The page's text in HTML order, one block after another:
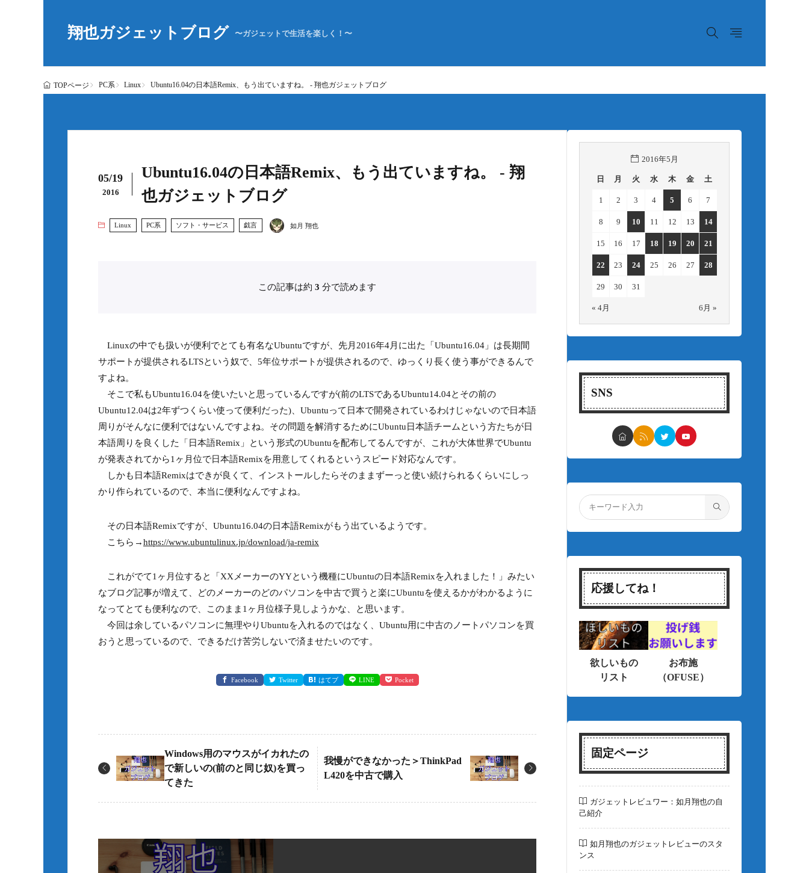
翔也ガジェットブログ 〜ガジェットで生活を楽しく！〜
TOPページ PC系 Linux Ubuntu16.04の日本語Remix、もう出ていますね。 - 翔也ガジェットブログ
05/19
2016
Ubuntu16.04の日本語Remix、もう出ていますね。 - 翔
也ガジェットブログ
Linux PC系 ソフト・サービス 戯言 如月 翔也
この記事は約 3 分で読めます
Linuxの中でも扱いが便利でとても有名なUbuntuですが、先月2016年4月に出た「Ubuntu16.04」は長期間
サポートが提供されるLTSという奴で、5年位サポートが提供されるので、ゆっくり長く使う事ができるんで
すよね。
そこで私もUbuntu16.04を使いたいと思っているんですが(前のLTSであるUbuntu14.04とその前の
Ubuntu12.04は2年ずつくらい使って便利だった)、Ubuntuって日本で開発されているわけじゃないので日本語
周りがそんなに便利ではないんですよね。その問題を解消するためにUbuntu日本語チームという方たちが日
本語周りを良くした「日本語Remix」という形式のUbuntuを配布してるんですが、これが大体世界でUbuntu
が発表されてから1ヶ月位で日本語Remixを用意してくれるというスピード対応なんです。
しかも日本語Remixはできが良くて、インストールしたらそのままずーっと使い続けられるくらいにしっ
かり作られているので、本当に便利なんですよね。
その日本語Remixですが、Ubuntu16.04の日本語Remixがもう出ているようです。
こちら→https://www.ubuntulinux.jp/download/ja-remix
これがでて1ヶ月位すると「XXメーカーのYYという機種にUbuntuの日本語Remixを入れました！」みたい
なブログ記事が増えて、どのメーカーのどのパソコンを中古で買うと楽にUbuntuを使えるかがわかるように
なってとても便利なので、このまま1ヶ月位様子見しようかな、と思います。
今回は余しているパソコンに無理やりUbuntuを入れるのではなく、Ubuntu用に中古のノートパソコンを買
おうと思っているので、できるだけ苦労しないで済ませたいのです。
Facebook Twitter はてブ LINE Pocket
Windows用のマウスがイカれたの
で新しいの(前のと同じ奴)を買っ
てきた
我慢ができなかった＞ThinkPad
L420を中古で購入
2016年5月
日 月 火 水 木 金 土
1 2 3 4 5 6 7
8 9 10 11 12 13 14
15 16 17 18 19 20 21
22 23 24 25 26 27 28
29 30 31
« 4月 6月 »
SNS
応援してね！
欲しいもの
リスト
お布施
（OFUSE）
固定ページ
ガジェットレビュワー：如月翔也の自
己紹介
如月翔也のガジェットレビューのスタ
ンス